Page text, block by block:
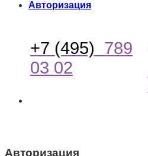
Авторизация
+7 (495) 789
03 02
Авторизация